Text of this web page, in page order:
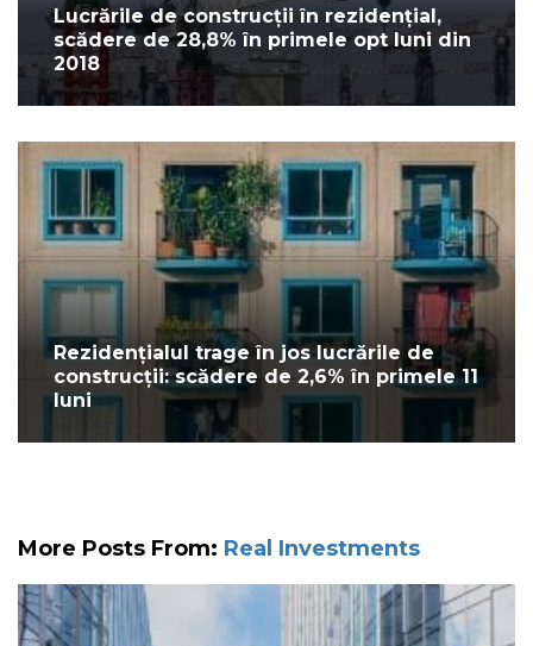
Lucrările de construcții în rezidențial,
scădere de 28,8% în primele opt luni din
2018
Rezidențialul trage în jos lucrările de
construcții: scădere de 2,6% în primele 11
luni
More Posts From: Real Investments